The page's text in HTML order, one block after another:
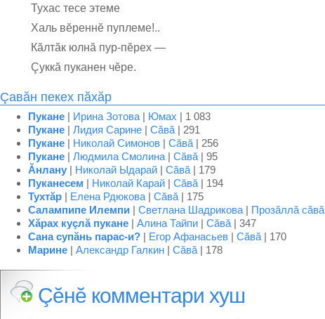
Тухас тесе этеме
Халь вĕреннĕ пуплеме!..
Кăлтăк юлнă пур-пĕрех —
Çуккă пуканен чĕре.
Çавăн пекех пăхăр
Пукане | Ирина Зотова | Юмах | 1 083
Пукане | Лидия Сарине | Сăвă | 291
Пукане | Николай Симонов | Сăвă | 256
Пукане | Людмила Смолина | Сăвă | 95
Ăнлану | Николай Ыдарай | Сăвă | 179
Пуканесем | Николай Карай | Сăвă | 194
Тухтăр | Елена Рдюкова | Сăвă | 175
Салампипе Илемпи | Светлана Шадрикова | Прозăллă сăвă
Хăрах куçлă пукане | Алина Тайпи | Сăвă | 347
Сана супӑнь парас-и? | Егор Афанасьев | Сăвă | 170
Марине | Александр Галкин | Сăвă | 178
Çĕнĕ комментари хуш